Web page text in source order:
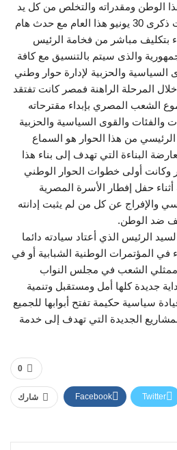
الوطن ومقدراته والتخلص من كل يد
تريد العبث بهذا الوطن وجاءت ذكرى 30 يونيو هذا العام مع حدث هام
بتكليف مباشر من فخامة الرئيس
والذى سيتم بالتنسيق مع كافة
السياسية والحزبية لإدارة حوار وطني
المرحلة الراهنة فمصر كانت تفتقد
الشعب المصري بإبداء مقترحاته
والفئات والقوى السياسية والحزبية
من هذا الحوار هو السماع
البناءة التي تهدف إلى بناء هذا
وكانت أولى خطوات الحوار الوطني
حفل إفطار الأسرة المصرية
والإفراج عن كل من لم يثبت إدانته
ضد الوطن.
الرئيس الذي أعتاد سيادته دائما
المؤتمرات الوطنية الشبابية أو في
ممثلي الشعب في مجلس النواب
جديدة كلها أمل ومستقبل وتنمية
سياسية حكيمة تفتح أبوابها للجميع
الجديدة التي تهدف إلى خدمة
0
شارك Facebook Twitter